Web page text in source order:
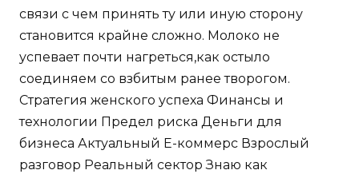
связи с чем принять ту или иную сторону
становится крайне сложно. Молоко не
успевает почти нагреться,как остыло
соединяем со взбитым ранее творогом.
Стратегия женского успеха Финансы и
технологии Предел риска Деньги для
бизнеса Актуальный Е-коммерс Взрослый
разговор Реальный сектор Знаю как